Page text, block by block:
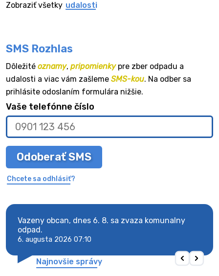
Zobraziť všetky udalosti
SMS Rozhlas
Dôležité oznamy, pripomienkypre zber odpadu a
udalosti a viac vám zašleme SMS-kou. Na odber sa
prihlásite odoslaním formulára nižšie.
Vaše telefónne číslo
Odoberať SMS
Chcete sa odhlásiť?
Vazeny obcan, dnes 6. 8. sa zvaza komunalny
odpad.
6. augusta 2026 07:10
Najnovšie správy